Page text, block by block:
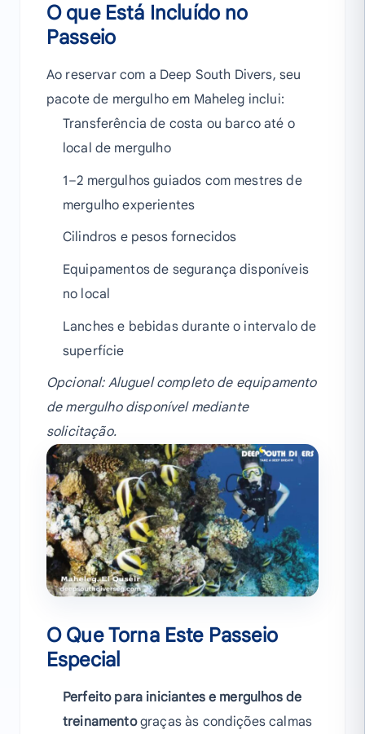
O que Está Incluído no
Passeio
Ao reservar com a Deep South Divers, seu
pacote de mergulho em Maheleg inclui:
Transferência de costa ou barco até o
local de mergulho
1–2 mergulhos guiados com mestres de
mergulho experientes
Cilindros e pesos fornecidos
Equipamentos de segurança disponíveis
no local
Lanches e bebidas durante o intervalo de
superfície
Opcional: Aluguel completo de equipamento
de mergulho disponível mediante
solicitação.
O Que Torna Este Passeio
Especial
Perfeito para iniciantes e mergulhos de
treinamentograças às condições calmas